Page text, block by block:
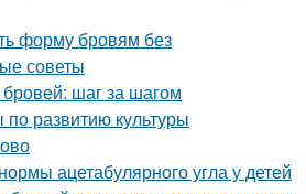
форму бровям без
советы
шаг за шагом
развитию культуры
ацетабулярного угла у детей